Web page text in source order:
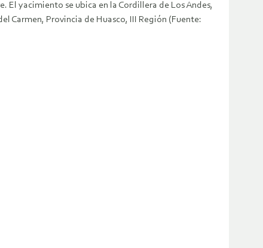
yacimiento se ubica en la Cordillera de Los Andes,
Carmen, Provincia de Huasco, III Región (Fuente: